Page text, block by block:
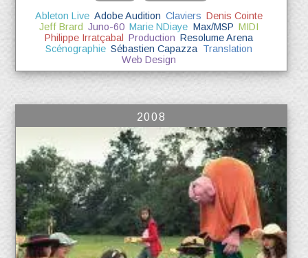
Ableton Live Adobe Audition Claviers Denis Cointe
Jeff Brard Juno-60 Marie NDiaye Max/MSP MIDI
Philippe Irratçabal
Production Resolume Arena
Scénographie Sébastien Capazza Translation
Web Design
2008